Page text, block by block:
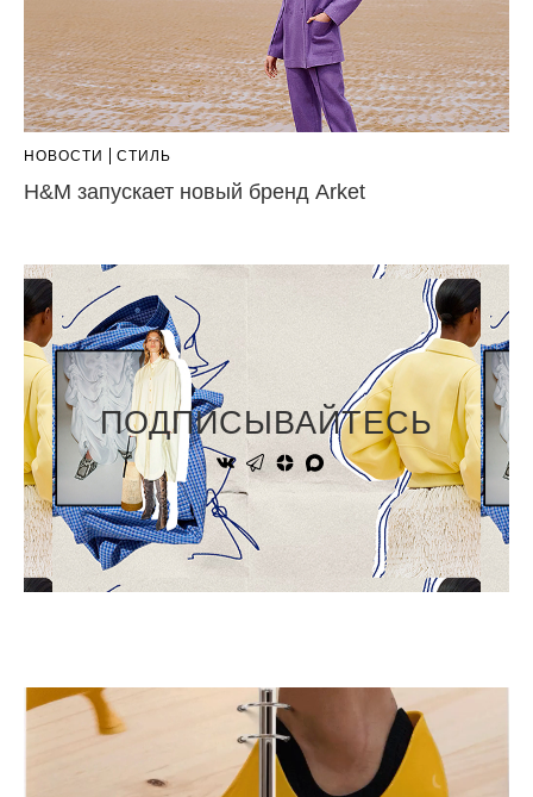
НОВОСТИ СТИЛЬ
H&M запускает новый бренд Arket
ПОДПИСЫВАЙТЕСЬ